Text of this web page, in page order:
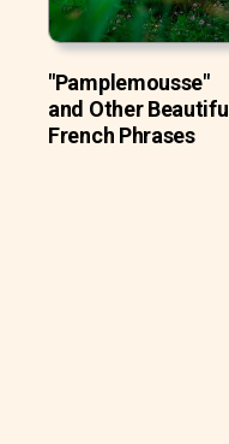
"Pamplemousse"
and Other Beautiful
French Phrases